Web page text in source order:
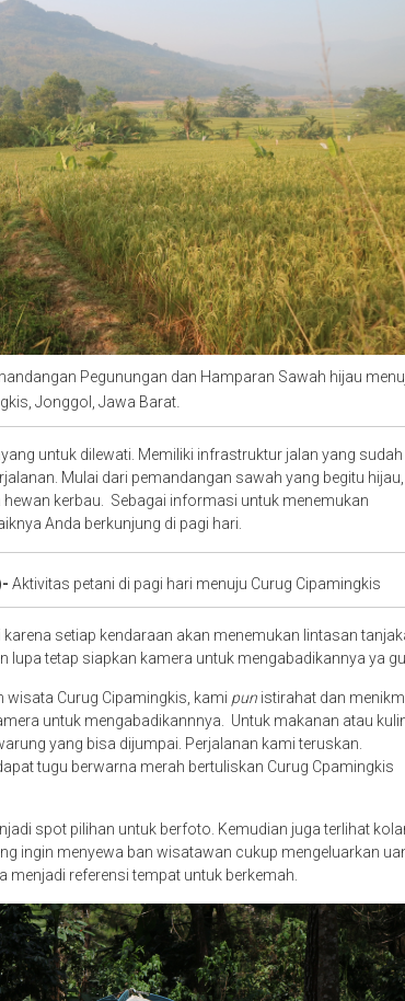
Pegunungan dan Hamparan Sawah hijau
Jonggol, Jawa Barat.
untuk dilewati. Memiliki infrastruktur jalan yang sudah
Mulai dari pemandangan sawah yang begitu hijau,
kerbau. Sebagai informasi untuk menemukan
Anda berkunjung di pagi hari.
Aktivitas petani di pagi hari menuju Curug Cipamingkis
setiap kendaraan akan menemukan lintasan
lupa tetap siapkan kamera untuk mengabadikannya ya
Curug Cipamingkis, kami pun istirahat dan
untuk mengabadikannnya. Untuk makanan atau
yang bisa dijumpai. Perjalanan kami teruskan.
tugu berwarna merah bertuliskan Curug Cpamingkis
spot pilihan untuk berfoto. Kemudian juga terlihat
ingin menyewa ban wisatawan cukup mengeluarkan
menjadi referensi tempat untuk berkemah.